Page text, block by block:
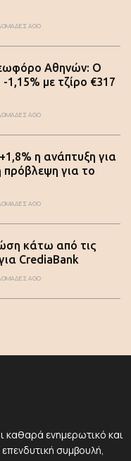
AGO
Αθηνών: Ο
-1,15% με τζίρο €317
AGO
η ανάπτυξη για
πρόβλεψη για το
AGO
κάτω από τις
CrediaBank
AGO
καθαρά ενημερωτικό και
συμβουλή,